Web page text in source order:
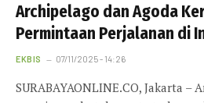
Archipelago dan Agoda
Permintaan Perjalanan di
EKBIS 07/11/2025 - 14:26
SURABAYAONLINE.CO, Jakarta –